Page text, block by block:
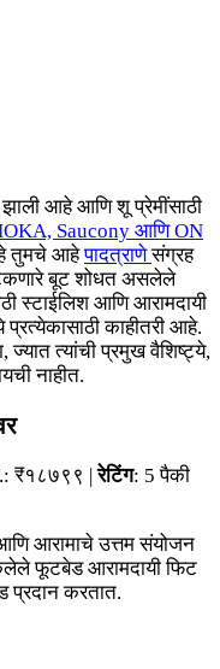
आहे आणि शू प्रेमींसाठी
Saucony आणि ON
हे तुमचे आहेपादत्राणेसंग्रह
बूट शोधत असलेले
स्टाईलिश आणि आरामदायी
काहीतरी आहे.
ज्यात त्यांची प्रमुख वैशिष्ट्ये,
नाहीत.
.: ₹१८७९९ |रेटिंग: 5 पैकी
आरामाचे उत्तम संयोजन
फूटबेड आरामदायी फिट
प्रदान करतात.